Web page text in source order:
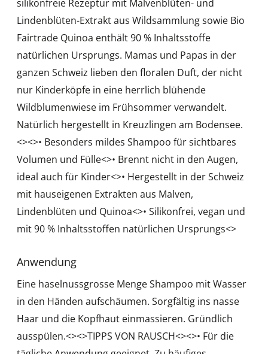
silikonfreie Rezeptur mit Malvenblüten- und
Lindenblüten-Extrakt aus Wildsammlung sowie Bio
Fairtrade Quinoa enthält 90 % Inhaltsstoffe
natürlichen Ursprungs. Mamas und Papas in der
ganzen Schweiz lieben den floralen Duft, der nicht
nur Kinderköpfe in eine herrlich blühende
Wildblumenwiese im Frühsommer verwandelt.
Natürlich hergestellt in Kreuzlingen am Bodensee.
<><>• Besonders mildes Shampoo für sichtbares
Volumen und Fülle<>• Brennt nicht in den Augen,
ideal auch für Kinder<>• Hergestellt in der Schweiz
mit hauseigenen Extrakten aus Malven,
Lindenblüten und Quinoa<>• Silikonfrei, vegan und
mit 90 % Inhaltsstoffen natürlichen Ursprungs<>
Anwendung
Eine haselnussgrosse Menge Shampoo mit Wasser
in den Händen aufschäumen. Sorgfältig ins nasse
Haar und die Kopfhaut einmassieren. Gründlich
ausspülen.<><>TIPPS VON RAUSCH<><>• Für die